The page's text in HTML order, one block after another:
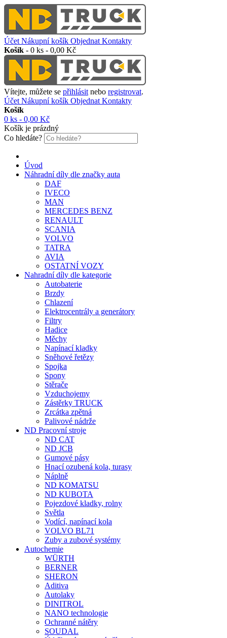
Účet Nákupní košík Objednat Kontakty
Košík - 0 ks - 0,00 Kč
Vítejte, můžete se přihlásit nebo registrovat.
Účet Nákupní košík Objednat Kontakty
Košík
0 ks - 0,00 Kč
Košík je prázdný
Co hledáte?
Úvod
Náhradní díly dle značky auta
DAF
IVECO
MAN
MERCEDES BENZ
RENAULT
SCANIA
VOLVO
TATRA
AVIA
OSTATNÍ VOZY
Nahradní díly dle kategorie
Autobaterie
Brzdy
Chlazení
Elektrocentrály a generátory
Filtry
Hadice
Měchy
Napínací kladky
Sněhové řetězy
Spojka
Spony
Stěrače
Vzduchojemy
Zástěrky TRUCK
Zrcátka zpětná
Palivové nádrže
ND Pracovní stroje
ND CAT
ND JCB
Gumové pásy
Hnací ozubená kola, turasy
Náplně
ND KOMATSU
ND KUBOTA
Pojezdové kladky, rolny
Světla
Vodící, napínací kola
VOLVO BL71
Zuby a zubové systémy
Autochemie
WÜRTH
BERNER
SHERON
Aditiva
Autolaky
DINITROL
NANO technologie
Ochranné nátěry
SOUDAL